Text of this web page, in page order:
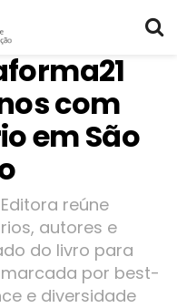
com
em São
reúne
autores e
do livro para
por best-
e diversidade